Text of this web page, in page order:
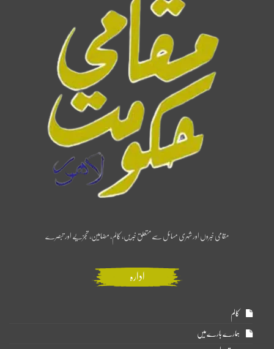
مقامی خبروں اور شہری مسائل سے متعلق خبریں، کالم، مضامین، تجزیے اور تبصرے
ادارہ
کالم
ہمارے بارے میں